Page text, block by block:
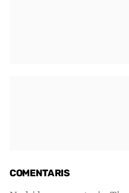
COMENTARIS